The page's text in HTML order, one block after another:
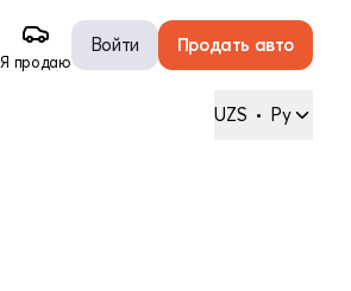
Я продаю
Войти Продать авто
UZS • Ру